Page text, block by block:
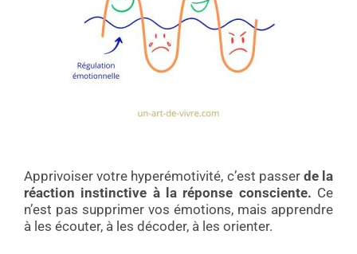
Apprivoiser votre hyperémotivité, c’est passer de la
réaction instinctive à la réponse consciente. Ce
n’est pas supprimer vos émotions, mais apprendre
à les écouter, à les décoder, à les orienter.